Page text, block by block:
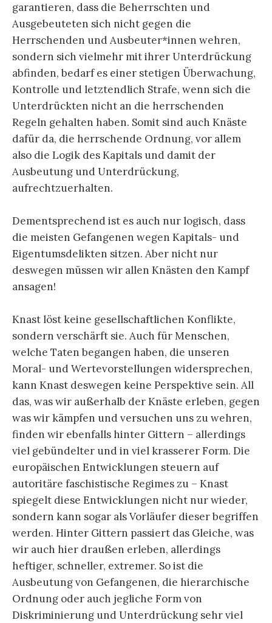
garantieren, dass die Beherrschten und
Ausgebeuteten sich nicht gegen die
Herrschenden und Ausbeuter*innen wehren,
sondern sich vielmehr mit ihrer Unterdrückung
abfinden, bedarf es einer stetigen Überwachung,
Kontrolle und letztendlich Strafe, wenn sich die
Unterdrückten nicht an die herrschenden
Regeln gehalten haben. Somit sind auch Knäste
dafür da, die herrschende Ordnung, vor allem
also die Logik des Kapitals und damit der
Ausbeutung und Unterdrückung,
aufrechtzuerhalten.
Dementsprechend ist es auch nur logisch, dass
die meisten Gefangenen wegen Kapitals- und
Eigentumsdelikten sitzen. Aber nicht nur
deswegen müssen wir allen Knästen den Kampf
ansagen!
Knast löst keine gesellschaftlichen Konflikte,
sondern verschärft sie. Auch für Menschen,
welche Taten begangen haben, die unseren
Moral- und Wertevorstellungen widersprechen,
kann Knast deswegen keine Perspektive sein. All
das, was wir außerhalb der Knäste erleben, gegen
was wir kämpfen und versuchen uns zu wehren,
finden wir ebenfalls hinter Gittern – allerdings
viel gebündelter und in viel krasserer Form. Die
europäischen Entwicklungen steuern auf
autoritäre faschistische Regimes zu – Knast
spiegelt diese Entwicklungen nicht nur wieder,
sondern kann sogar als Vorläufer dieser begriffen
werden. Hinter Gittern passiert das Gleiche, was
wir auch hier draußen erleben, allerdings
heftiger, schneller, extremer. So ist die
Ausbeutung von Gefangenen, die hierarchische
Ordnung oder auch jegliche Form von
Diskriminierung und Unterdrückung sehr viel